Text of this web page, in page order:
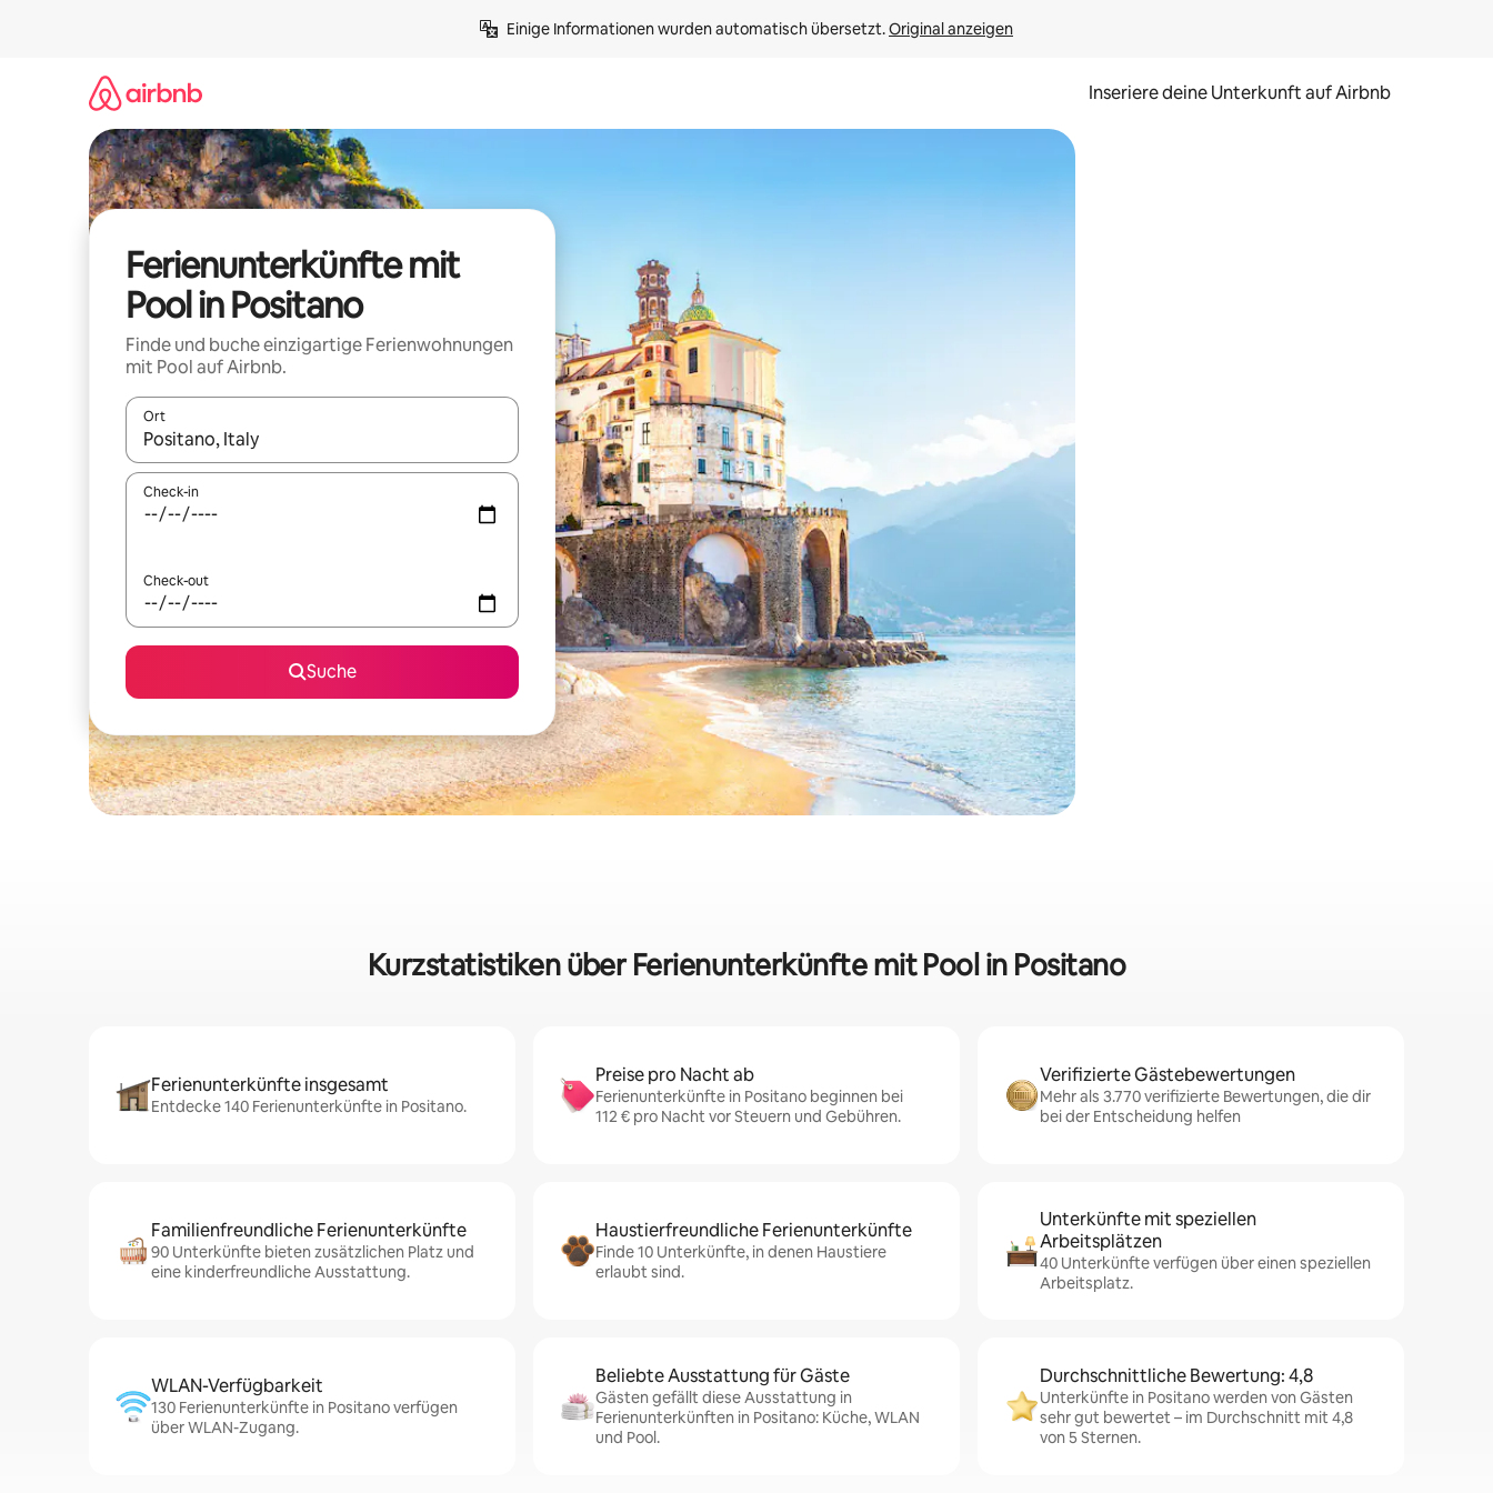
Einige Informationen wurden automatisch übersetzt. Original anzeigen
Inseriere deine Unterkunft auf Airbnb
Ferienunterkünfte mit
Pool in Positano
Finde und buche einzigartige Ferienwohnungen
mit Pool auf Airbnb.
Ort
Wenn Ergebnisse verfügbar sind, navigiere mit den Pfeiltasten nach oben und unten oder erkunde die Ergebnisse durch Berühren oder Wischgesten.
Check-in
Check-out
Suche
Kurzstatistiken über Ferienunterkünfte mit Pool in Positano
Ferienunterkünfte insgesamt
Entdecke 140 Ferienunterkünfte in Positano.
Preise pro Nacht ab
Ferienunterkünfte in Positano beginnen bei
112 € pro Nacht vor Steuern und Gebühren.
Verifizierte Gästebewertungen
Mehr als 3.770 verifizierte Bewertungen, die dir
bei der Entscheidung helfen
Familienfreundliche Ferienunterkünfte
90 Unterkünfte bieten zusätzlichen Platz und
eine kinderfreundliche Ausstattung.
Haustierfreundliche Ferienunterkünfte
Finde 10 Unterkünfte, in denen Haustiere
erlaubt sind.
Unterkünfte mit speziellen
Arbeitsplätzen
40 Unterkünfte verfügen über einen speziellen
Arbeitsplatz.
WLAN-Verfügbarkeit
130 Ferienunterkünfte in Positano verfügen
über WLAN-Zugang.
Beliebte Ausstattung für Gäste
Gästen gefällt diese Ausstattung in
Ferienunterkünften in Positano: Küche, WLAN
und Pool.
Durchschnittliche Bewertung: 4,8
Unterkünfte in Positano werden von Gästen
sehr gut bewertet – im Durchschnitt mit 4,8
von 5 Sternen.